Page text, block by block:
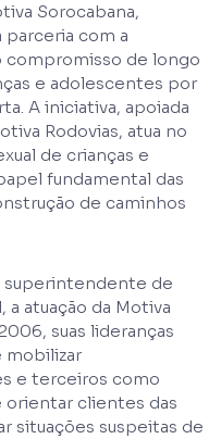
Sorocabana,
parceria com a
compromisso de longo
e adolescentes por
A iniciativa, apoiada
Rodovias, atua no
de crianças e
fundamental das
de caminhos
superintendente de
a atuação da Motiva
suas lideranças
mobilizar
e terceiros como
clientes das
situações suspeitas de